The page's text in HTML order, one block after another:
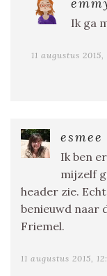
Ik ga
11 augustus 2015,
esmee
Ik ben
mijzelf
header zie.
benieuwd naar
Friemel.
11 augustus 2015,